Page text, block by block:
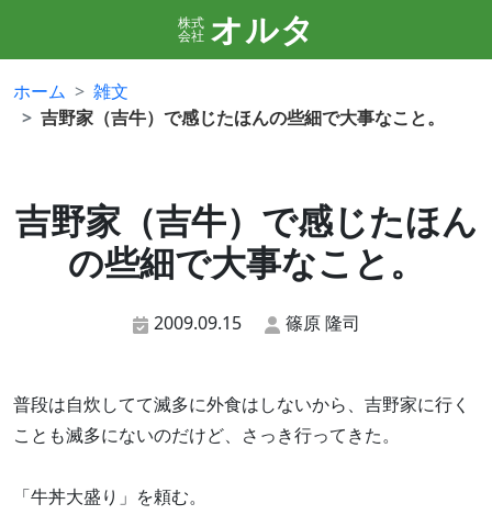
株式
会社 オルタ
ホーム
雑文
吉野家（吉牛）で感じたほんの些細で大事なこと。
吉野家（吉牛）で感じたほん
の些細で大事なこと。
2009.09.15 篠原 隆司
普段は自炊してて滅多に外食はしないから、吉野家に行く
ことも滅多にないのだけど、さっき行ってきた。
「牛丼大盛り」を頼む。